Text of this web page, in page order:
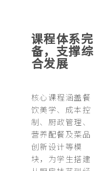
课程体系完
备，支撑综
合发展
核心课程涵盖餐
饮美学、成本控
制、厨政管理、
营养配餐及菜品
创新设计等模
块，为学生搭建